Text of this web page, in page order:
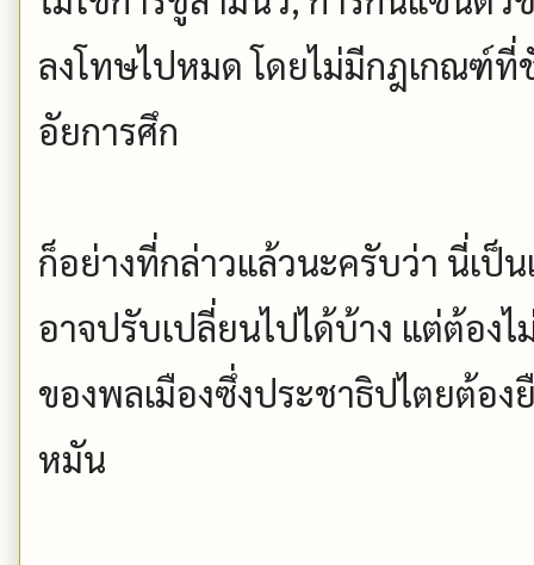
ลงโทษไปหมด โดยไม่มีกฎเกณฑ์
อัยการศึก
ก็อย่างที่กล่าวแล้วนะครับว่า นี่เป็
อาจปรับเปลี่ยนไปได้บ้าง แต่ต้อง
ของพลเมืองซึ่งประชาธิปไตยต้อ
หมัน